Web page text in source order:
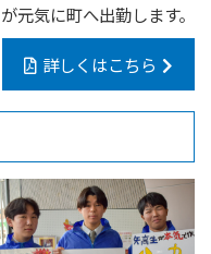
元気に町へ出勤します。
詳しくはこちら